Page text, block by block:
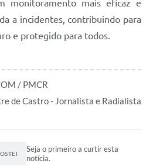
monitoramento mais eficaz e
a incidentes, contribuindo para
e protegido para todos.
/ PMCR
de Castro - Jornalista e Radialista
Seja o primeiro a curtir esta
notícia.